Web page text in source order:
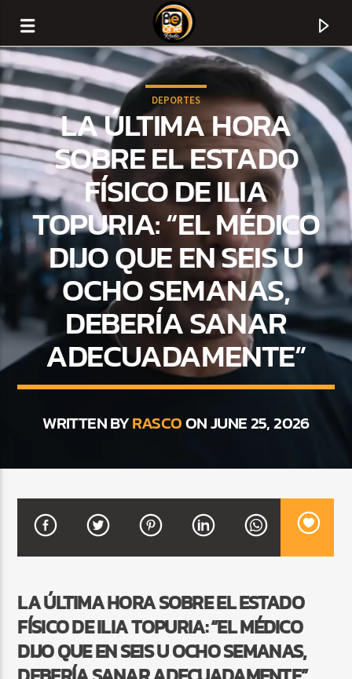
CURRENT TRACK
TITLE
ARTIST
CURRENT SHOW
DEPORTES
LA ÚLTIMA HORA
SOBRE EL ESTADO
FÍSICO DE ILIA
TOPURIA: “EL MÉDICO
DIJO QUE EN SEIS U
OCHO SEMANAS,
DEBERÍA SANAR
ADECUADAMENTE”
WRITTEN BYRASCOON JUNE 25, 2026
LA ÚLTIMA HORA SOBRE EL ESTADO
FÍSICO DE ILIA TOPURIA: “EL MÉDICO
DIJO QUE EN SEIS U OCHO SEMANAS,